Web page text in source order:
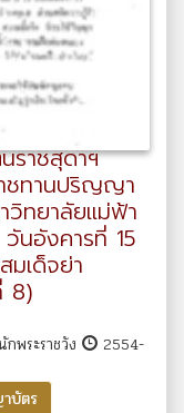
ราชสุดาฯ
ชทานปริญญา
วิทยาลัยแม่ฟ้า
นอังคารที่ 15
เด็จย่า
8)
กพระราชวัง
2554-
บัตร